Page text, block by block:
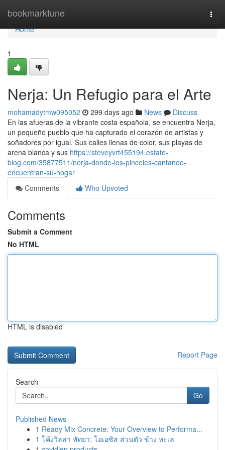
bookmarktune
Home
Home
1
Nerja: Un Refugio para el Arte
mohamadytmw095052 299 days ago News
Discuss
En las afueras de la vibrante costa española, se encuentra Nerja,
un pequeño pueblo que ha capturado el corazón de artistas y
soñadores por igual. Sus calles llenas de color, sus playas de
arena blanca y sus https://steveyvrt455194.estate-
blog.com/35877511/nerja-donde-los-pinceles-cantando-
encuentran-su-hogar
Comments
Who Upvoted
Comments
Submit a Comment
No HTML
HTML is disabled
Report Page
Search
Go
Published News
1 Ready Mix Concrete: Your Overview to Performa...
1 โค้งวิลล่า พัทยา: โอเอซิส ส่วนตัว ข้าง ทะเล